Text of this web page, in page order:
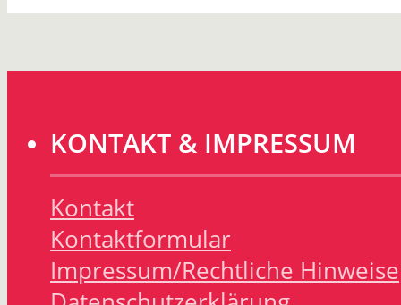
KONTAKT & IMPRESSUM
Kontakt
Kontaktformular
Impressum/Rechtliche Hinweise